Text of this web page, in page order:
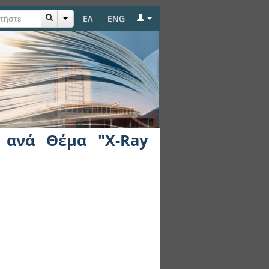
ΕΛ ENG
ανά Θέμα "X-Ray